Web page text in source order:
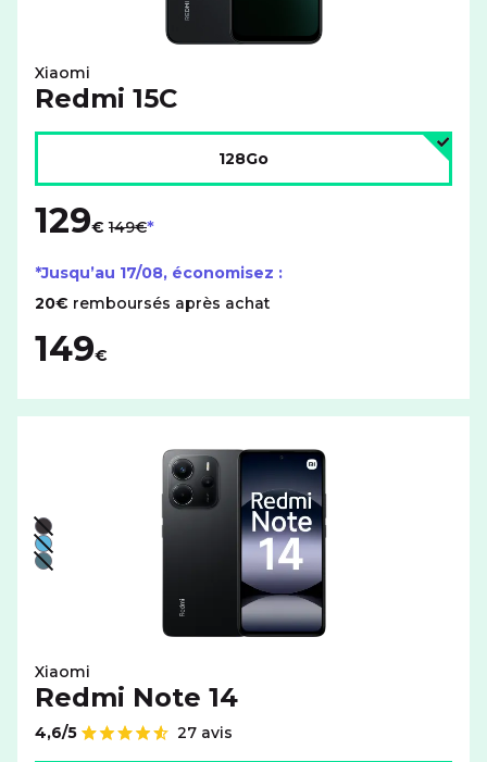
Xiaomi
Redmi 15C
128Go
129€ 149€
*Jusqu’au 17/08, économisez :
20€ remboursés après achat
149€
Liste de couleurs disponibles pour le XIAOMI Redmi
Noir - indisponible
Bleu - indisponible
Vert - indisponible
Xiaomi
Redmi Note 14
Note de
4,6/5 27 avis